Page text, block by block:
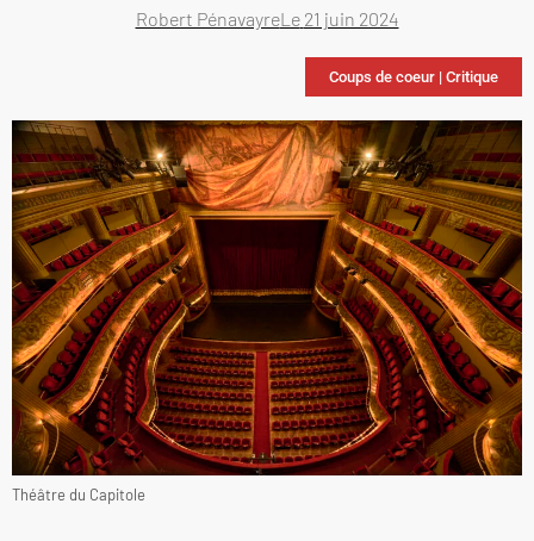
Robert PénavayreLe 21 juin 2024
Coups de coeur | Critique
Théâtre du Capitole